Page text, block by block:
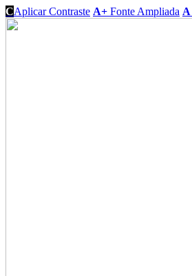
CAplicar Contraste A+ Fonte Ampliada A